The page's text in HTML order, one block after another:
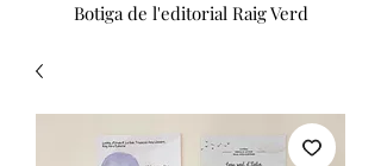
Botiga de l'editorial Raig Verd